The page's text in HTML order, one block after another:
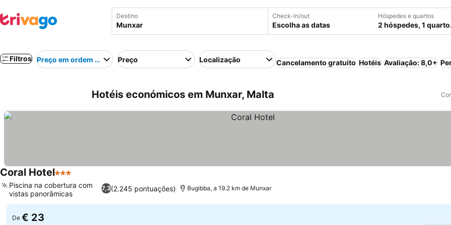
Destino Check-in/out
Escolha as datas
Hóspedes e quartos
2 hóspedes, 1 quarto.
Filtros Preço em ordem crescentePreço Localização Cancelamento gratuito Hotéis Avaliação: 8,0+
Hotéis económicos em Munxar, Malta
Coral Hotel3 Estrelas
7,3(2.245 pontuações)
Piscina na cobertura com
vistas panorâmicas
Bugibba, a 19.2 km de Munxar
De € 23